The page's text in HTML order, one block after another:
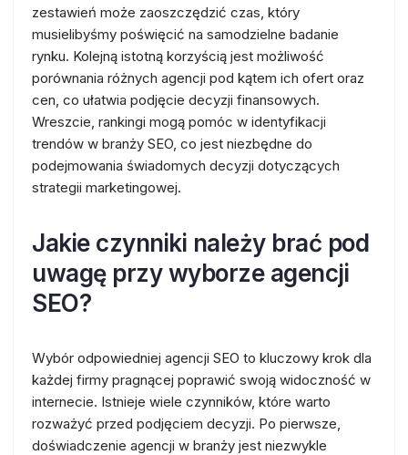
zestawień może zaoszczędzić czas, który
musielibyśmy poświęcić na samodzielne badanie
rynku. Kolejną istotną korzyścią jest możliwość
porównania różnych agencji pod kątem ich ofert oraz
cen, co ułatwia podjęcie decyzji finansowych.
Wreszcie, rankingi mogą pomóc w identyfikacji
trendów w branży SEO, co jest niezbędne do
podejmowania świadomych decyzji dotyczących
strategii marketingowej.
Jakie czynniki należy brać pod
uwagę przy wyborze agencji
SEO?
Wybór odpowiedniej agencji SEO to kluczowy krok dla
każdej firmy pragnącej poprawić swoją widoczność w
internecie. Istnieje wiele czynników, które warto
rozważyć przed podjęciem decyzji. Po pierwsze,
doświadczenie agencji w branży jest niezwykle